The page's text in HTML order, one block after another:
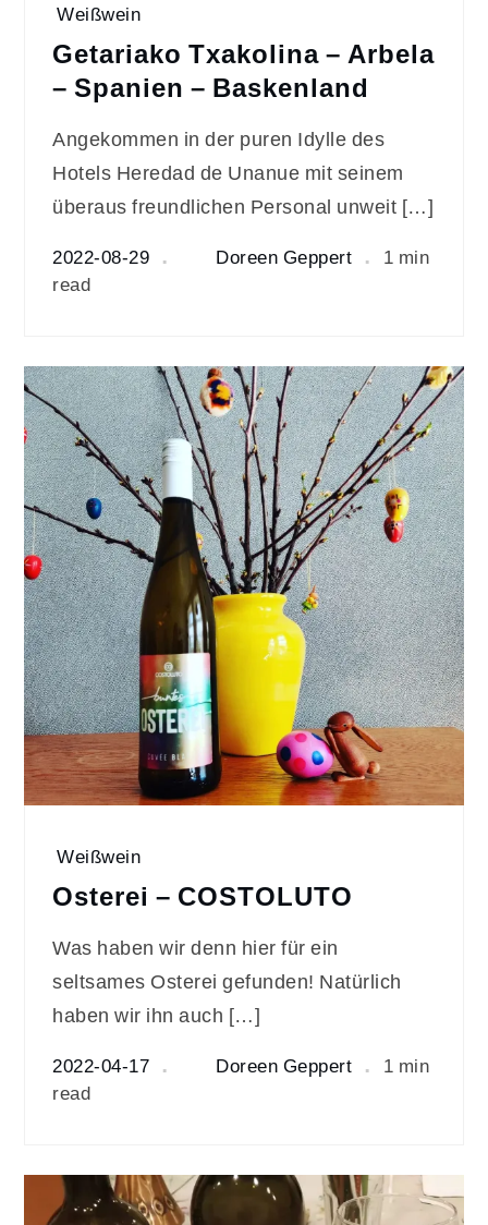
Weißwein
Getariako Txakolina – Arbela
– Spanien – Baskenland
Angekommen in der puren Idylle des
Hotels Heredad de Unanue mit seinem
überaus freundlichen Personal unweit […]
2022-08-29 Doreen Geppert
1 min
read
Weißwein
Osterei – COSTOLUTO
Was haben wir denn hier für ein
seltsames Osterei gefunden! Natürlich
haben wir ihn auch […]
2022-04-17 Doreen Geppert
1 min
read